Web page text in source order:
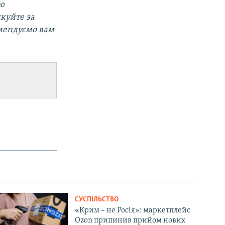
за
вам
СУСПІЛЬСТВО
«Крим – не Росія»: маркетплейс
Ozon припинив прийом нових